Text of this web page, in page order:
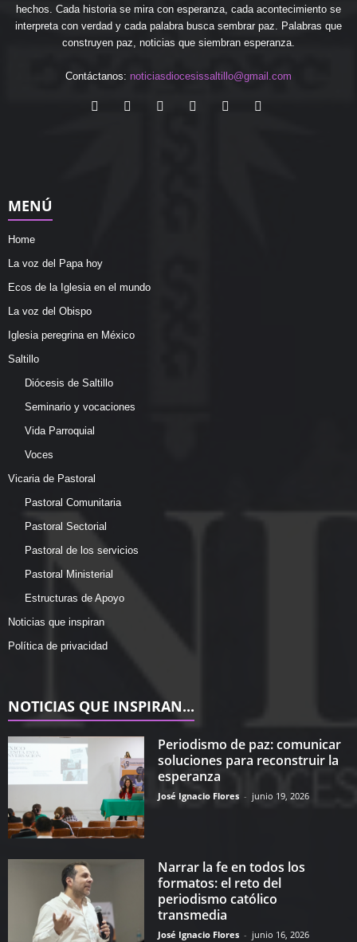
hechos. Cada historia se mira con esperanza, cada acontecimiento se
interpreta con verdad y cada palabra busca sembrar paz. Palabras que
construyen paz, noticias que siembran esperanza.
Contáctanos: noticiasdiocesissaltillo@gmail.com
MENÚ
Home
La voz del Papa hoy
Ecos de la Iglesia en el mundo
La voz del Obispo
Iglesia peregrina en México
Saltillo
Diócesis de Saltillo
Seminario y vocaciones
Vida Parroquial
Voces
Vicaria de Pastoral
Pastoral Comunitaria
Pastoral Sectorial
Pastoral de los servicios
Pastoral Ministerial
Estructuras de Apoyo
Noticias que inspiran
Política de privacidad
NOTICIAS QUE INSPIRAN...
Periodismo de paz: comunicar
soluciones para reconstruir la
esperanza
José Ignacio Flores - junio 19, 2026
Narrar la fe en todos los
formatos: el reto del
periodismo católico
transmedia
José Ignacio Flores - junio 16, 2026